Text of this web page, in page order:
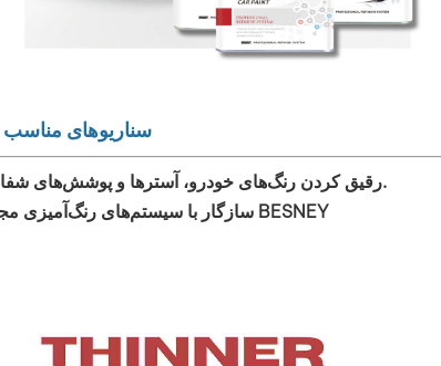
سناریوهای مناسب
رقیق کردن رنگ‌های خودرو، آسترها و پوشش‌های شفاف.
سازگار با سیستم‌های رنگ‌آمیزی مجدد BESNEY